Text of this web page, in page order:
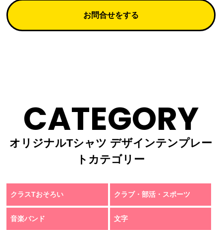
お問合せをする
CATEGORY
オリジナルTシャツ デザインテンプレー
トカテゴリー
クラスTおそろい クラブ・部活・スポーツ
音楽バンド 文字